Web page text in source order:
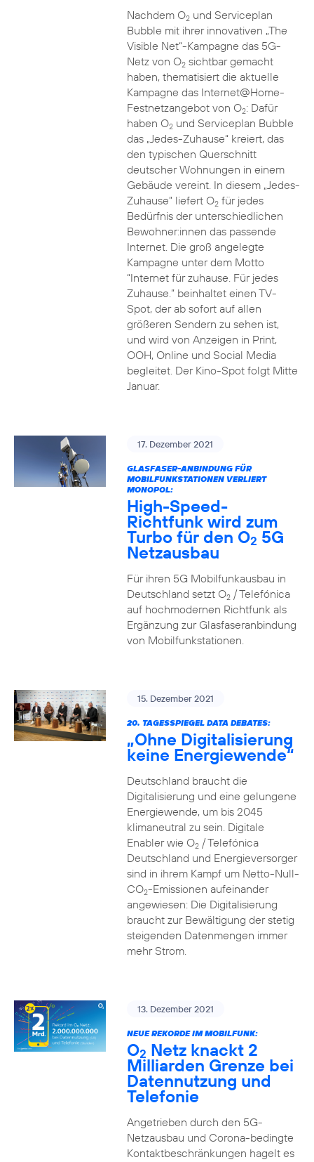
Nachdem O2und Serviceplan
Bubble mit ihrer innovativen „The
Visible Net“-Kampagne das 5G-
Netz von O2sichtbar gemacht
haben, thematisiert die aktuelle
Kampagne das Internet@Home-
Festnetzangebot von O2: Dafür
haben O2und Serviceplan Bubble
das „Jedes-Zuhause“ kreiert, das
den typischen Querschnitt
deutscher Wohnungen in einem
Gebäude vereint. In diesem „Jedes-
Zuhause” liefert O2für jedes
Bedürfnis der unterschiedlichen
Bewohner:innen das passende
Internet. Die groß angelegte
Kampagne unter dem Motto
“Internet für zuhause. Für jedes
Zuhause.” beinhaltet einen TV-
Spot, der ab sofort auf allen
größeren Sendern zu sehen ist,
und wird von Anzeigen in Print,
OOH, Online und Social Media
begleitet. Der Kino-Spot folgt Mitte
Januar.
17. Dezember 2021
GLASFASER-ANBINDUNG FÜR
MOBILFUNKSTATIONEN VERLIERT
MONOPOL:
High-Speed-
Richtfunk wird zum
Turbo für den O2 5G
Netzausbau
Für ihren 5G Mobilfunkausbau in
Deutschland setzt O2/ Telefónica
auf hochmodernen Richtfunk als
Ergänzung zur Glasfaseranbindung
von Mobilfunkstationen.
15. Dezember 2021
20. TAGESSPIEGEL DATA DEBATES:
„Ohne Digitalisierung
keine Energiewende“
Deutschland braucht die
Digitalisierung und eine gelungene
Energiewende, um bis 2045
klimaneutral zu sein. Digitale
Enabler wie O2/ Telefónica
Deutschland und Energieversorger
sind in ihrem Kampf um Netto-Null-
CO2-Emissionen aufeinander
angewiesen: Die Digitalisierung
braucht zur Bewältigung der stetig
steigenden Datenmengen immer
mehr Strom.
13. Dezember 2021
NEUE REKORDE IM MOBILFUNK:
O2 Netz knackt 2
Milliarden Grenze bei
Datennutzung und
Telefonie
Angetrieben durch den 5G-
Netzausbau und Corona-bedingte
Kontaktbeschränkungen hagelt es